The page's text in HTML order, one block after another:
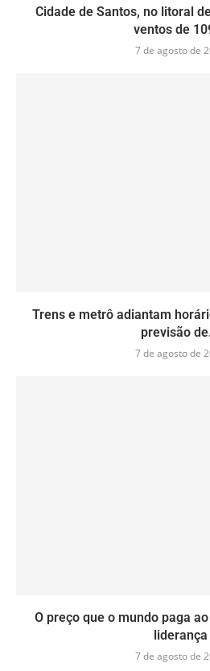
Cidade de Santos, no litoral
ventos de
7 de agosto de
Trens e metrô adiantam
previsão
7 de agosto de
O preço que o mundo paga
liderança
7 de agosto de